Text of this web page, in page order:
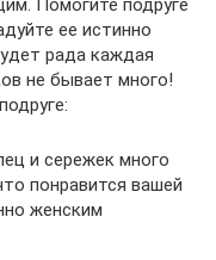
ее истинно
рада каждая
не бывает много!
и сережек много
понравится вашей
женским